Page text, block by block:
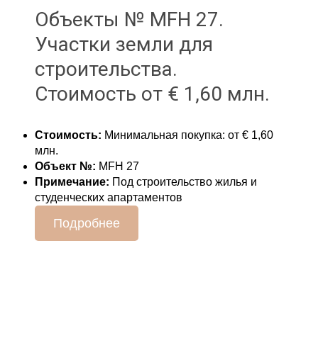
Объекты № МFH 27.
Участки земли для
строительства.
Стоимость от € 1,60 млн.
Стоимость: Минимальная покупка: от € 1,60
млн.
Объект №: МFH 27
Примечание: Под строительство жилья и
студенческих апартаментов
Подробнее